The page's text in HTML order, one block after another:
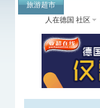
旅游超市
人在德国 社区